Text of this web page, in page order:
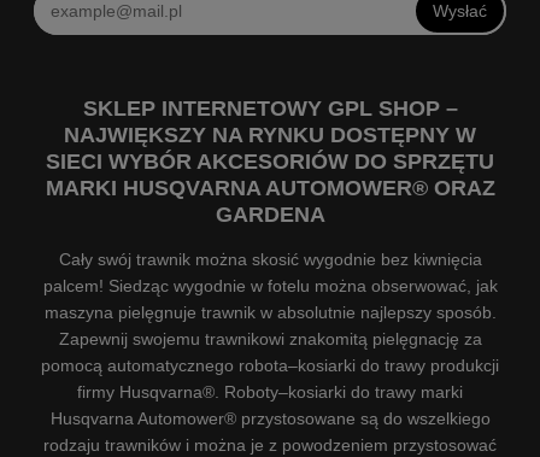
Wysłać
SKLEP INTERNETOWY GPL SHOP –
NAJWIĘKSZY NA RYNKU DOSTĘPNY W
SIECI WYBÓR AKCESORIÓW DO SPRZĘTU
MARKI HUSQVARNA AUTOMOWER® ORAZ
GARDENA
Cały swój trawnik można skosić wygodnie bez kiwnięcia
palcem! Siedząc wygodnie w fotelu można obserwować, jak
maszyna pielęgnuje trawnik w absolutnie najlepszy sposób.
Zapewnij swojemu trawnikowi znakomitą pielęgnację za
pomocą automatycznego robota–kosiarki do trawy produkcji
firmy Husqvarna®. Roboty–kosiarki do trawy marki
Husqvarna Automower® przystosowane są do wszelkiego
rodzaju trawników i można je z powodzeniem przystosować